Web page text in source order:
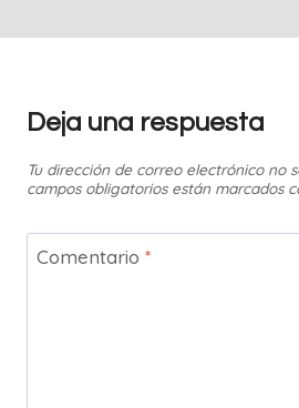
Deja una respuesta
Tu dirección de correo electrónico no
campos obligatorios están marcados
Comentario *